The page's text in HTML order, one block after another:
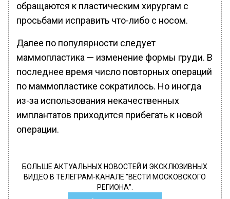
обращаются к пластическим хирургам с
просьбами исправить что-либо с носом.
Далее по популярности следует
маммопластика — изменение формы груди. В
последнее время число повторных операций
по маммопластике сократилось. Но иногда
из-за использования некачественных
имплантатов приходится прибегать к новой
операции.
БОЛЬШЕ АКТУАЛЬНЫХ НОВОСТЕЙ И ЭКСКЛЮЗИВНЫХ
ВИДЕО В ТЕЛЕГРАМ-КАНАЛЕ "ВЕСТИ МОСКОВСКОГО
РЕГИОНА".